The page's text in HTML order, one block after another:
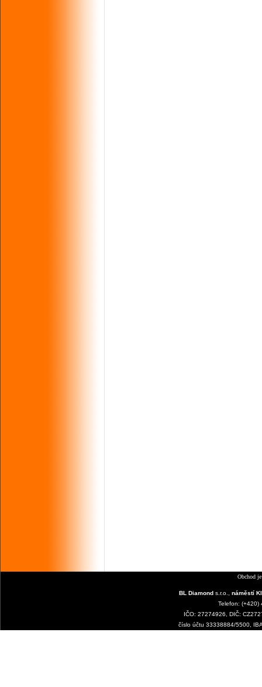
Obchod
BL Diamonds.r.o., náměstí
Telefon: (+420)
IČO: 27274926, DIČ:
číslo účtu 33338884/5500,